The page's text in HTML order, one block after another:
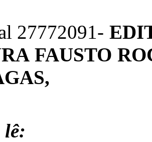
27772091-
FAUSTO
lê: